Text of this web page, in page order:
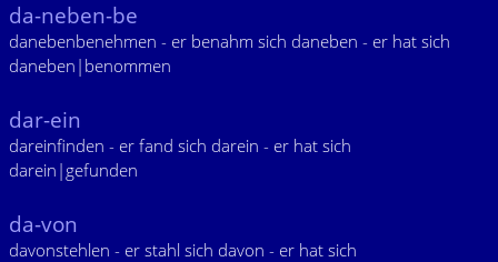
da-neben-be
danebenbenehmen - er benahm sich daneben - er hat sich
daneben|benommen
dar-ein
dareinfinden - er fand sich darein - er hat sich
darein|gefunden
da-von
davonstehlen - er stahl sich davon - er hat sich